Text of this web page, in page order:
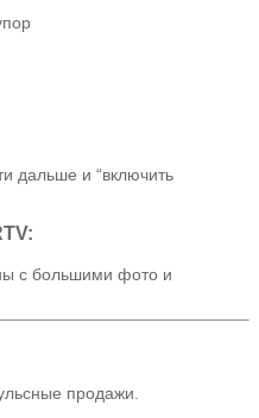
дальше и “включить
с большими фото и
продажи.